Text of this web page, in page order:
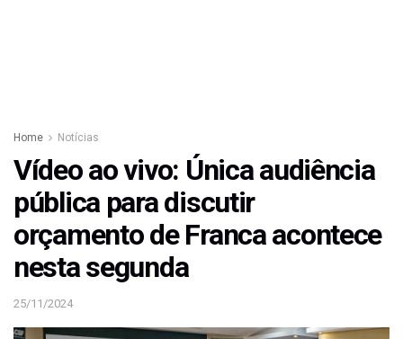
Home Notícias
Vídeo ao vivo: Única audiência
pública para discutir
orçamento de Franca acontece
nesta segunda
25/11/2024